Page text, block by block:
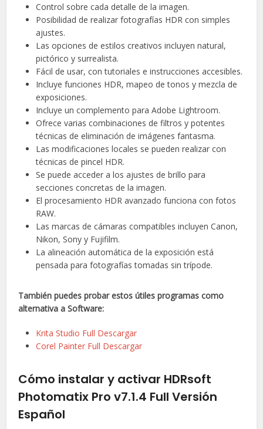
Control sobre cada detalle de la imagen.
Posibilidad de realizar fotografías HDR con simples
ajustes.
Las opciones de estilos creativos incluyen natural,
pictórico y surrealista.
Fácil de usar, con tutoriales e instrucciones accesibles.
Incluye funciones HDR, mapeo de tonos y mezcla de
exposiciones.
Incluye un complemento para Adobe Lightroom.
Ofrece varias combinaciones de filtros y potentes
técnicas de eliminación de imágenes fantasma.
Las modificaciones locales se pueden realizar con
técnicas de pincel HDR.
Se puede acceder a los ajustes de brillo para
secciones concretas de la imagen.
El procesamiento HDR avanzado funciona con fotos
RAW.
Las marcas de cámaras compatibles incluyen Canon,
Nikon, Sony y Fujifilm.
La alineación automática de la exposición está
pensada para fotografías tomadas sin trípode.
También puedes probar estos útiles programas como
alternativa a Software:
Krita Studio Full Descargar
Corel Painter Full Descargar
Cómo instalar y activar HDRsoft
Photomatix Pro v7.1.4 Full Versión
Español